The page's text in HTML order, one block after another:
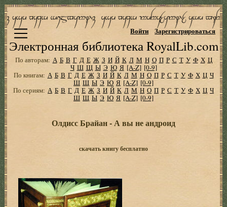
Электронная библиотека RoyalLib.com
Войти Зарегистрироваться
По авторам: А Б В Г Д Е Ж З И Й К Л М Н О П Р С Т У Ф Х Ц
Ч Ш Щ Ы Э Ю Я [A-Z] [0-9]
По книгам: А Б В Г Д Е Ж З И Й К Л М Н О П Р С Т У Ф Х Ц Ч
Ш Щ Ы Э Ю Я [A-Z] [0-9]
По сериям: А Б В Г Д Е Ж З И Й К Л М Н О П Р С Т У Ф Х Ц Ч
Ш Щ Ы Э Ю Я [A-Z] [0-9]
Олдисс Брайан - А вы не андроид
скачать книгу бесплатно